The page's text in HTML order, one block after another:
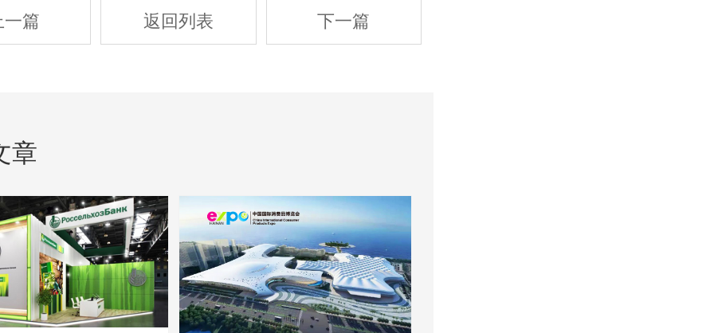
篇 返回列表 下一篇
章